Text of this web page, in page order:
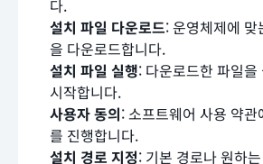
다.
설치 파일 다운로드: 운영체제에 맞
을 다운로드합니다.
설치 파일 실행: 다운로드한 파일
시작합니다.
사용자 동의: 소프트웨어 사용 약관
를 진행합니다.
설치 경로 지정: 기본 경로나 원하